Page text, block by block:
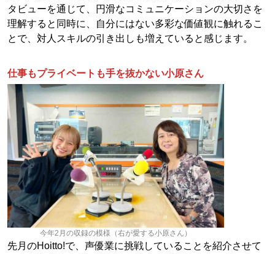
タビューを通じて、円滑なコミュニケーションの大切さを
理解すると同時に、自分にはない多彩な価値観に触れるこ
とで、対人スキルの引き出しも増えていると感じます。
仕事もプライベートも手を抜かない小原さん
今年2月の収録の模様（右が愛する小原さん）
先月のHoitto!で、声優業に挑戦していることを紹介させて